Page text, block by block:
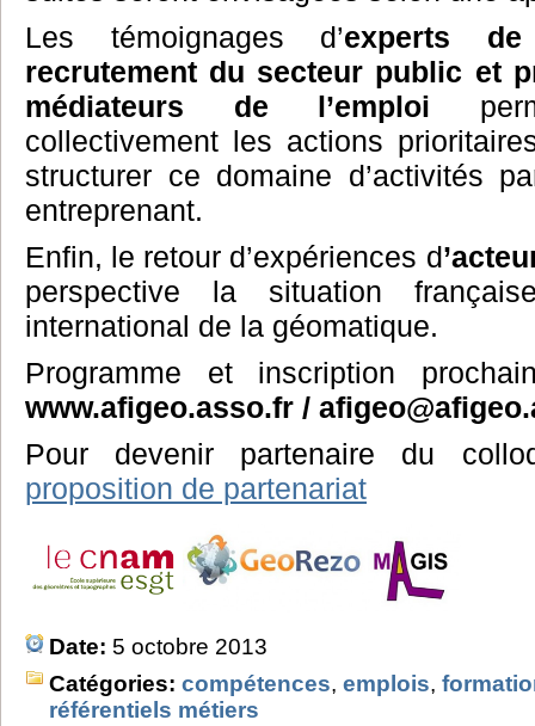
Les témoignages d’experts
recrutement du secteur public et
médiateurs de l’emploi
collectivement les actions
structurer ce domaine d’activités
entreprenant.
Enfin, le retour d’expériences d
perspective la situation
international de la géomatique.
Programme et inscription
www.afigeo.asso.fr /
Pour devenir partenaire du
proposition de partenariat
Date: 5 octobre 2013
Catégories: compétences, emplois,
référentiels métiers